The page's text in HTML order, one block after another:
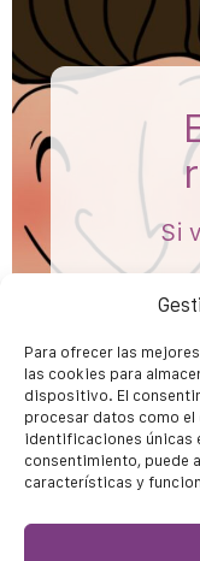
Para ofrecer las
las cookies para
dispositivo. El
procesar datos como
identificaciones únicas
consentimiento, puede
características y
Si